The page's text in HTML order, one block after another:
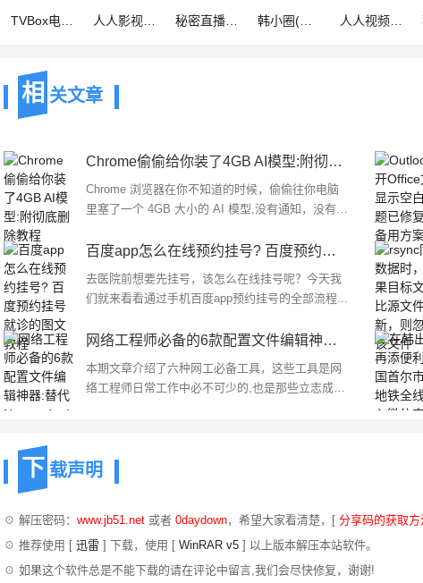
TVBox电视盒子 v20241029-0923 安卓版 人人影视(视频播放软件) v5.6 安卓手机版 秘密直播(手机直播平台) v8.5.4 安卓版 韩小圈(韩剧播放器软件) v6.8.6 安卓版 人人视频(在线播放器) v10.34.2 安卓版
相 关文章
Chrome偷偷给你装了4GB AI模型:附彻底删除教程
Chrome 浏览器在你不知道的时候，偷偷往你电脑
里塞了一个 4GB 大小的 AI 模型,没有通知，没有弹
方法...
百度app怎么在线预约挂号? 百度预约挂号就诊的图文教程
去医院前想要先挂号，该怎么在线挂号呢？今天我
们就来看看通过手机百度app预约挂号的全部流程...
网络工程师必备的6款配置文件编辑神器:替代Notepad++!
本期文章介绍了六种网工必备工具，这些工具是网
络工程师日常工作中必不可少的,也是那些立志成为
下 载声明
☉ 解压密码： www.jb51.net 或者 0daydown，希望大家看清楚，[ 分享码的获取方
☉ 推荐使用 [ 迅雷 ] 下载，使用 [ WinRAR v5 ] 以上版本解压本站软件。
☉ 如果这个软件总是不能下载的请在评论中留言,我们会尽快修复，谢谢!